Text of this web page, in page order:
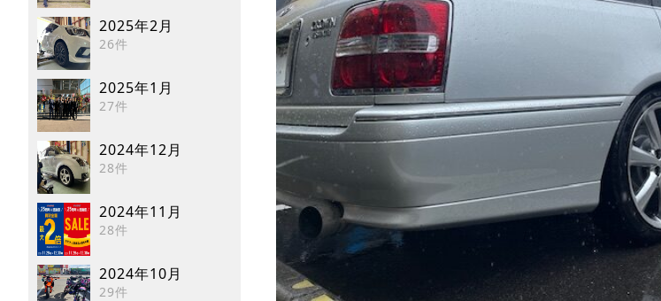
2025年2月
26件
2025年1月
27件
2024年12月
28件
2024年11月
28件
2024年10月
29件